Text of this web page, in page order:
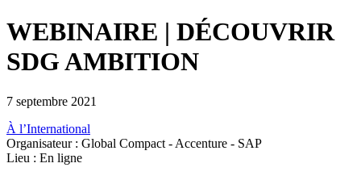
WEBINAIRE | DÉCOUVRIR
SDG AMBITION
7 septembre 2021
À l’International
Organisateur : Global Compact - Accenture - SAP
Lieu : En ligne